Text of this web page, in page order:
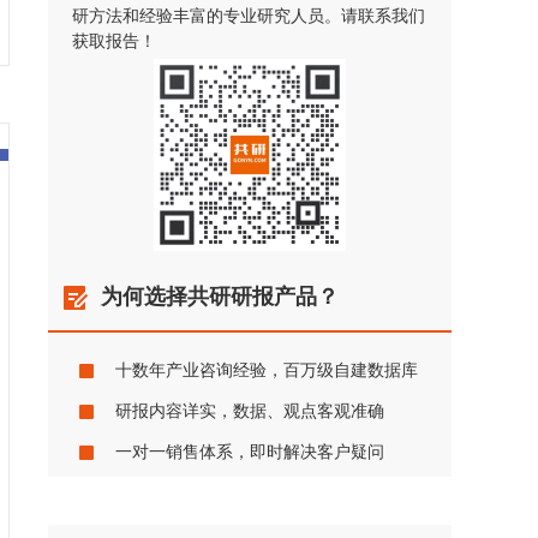
研方法和经验丰富的专业研究人员。请联系我们
获取报告！
为何选择共研研报产品？
十数年产业咨询经验，百万级自建数据库
研报内容详实，数据、观点客观准确
一对一销售体系，即时解决客户疑问